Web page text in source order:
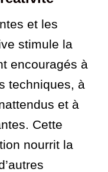
et les
stimule la
encouragés à
techniques, à
et à
Cette
nourrit la